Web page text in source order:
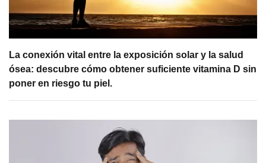
La conexión vital entre la exposición solar y la salud
ósea: descubre cómo obtener suficiente vitamina D sin
poner en riesgo tu piel.